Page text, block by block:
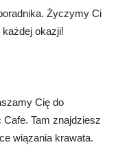
Życzymy Ci
okazji!
Cię do
Tam znajdziesz
wiązania krawata.